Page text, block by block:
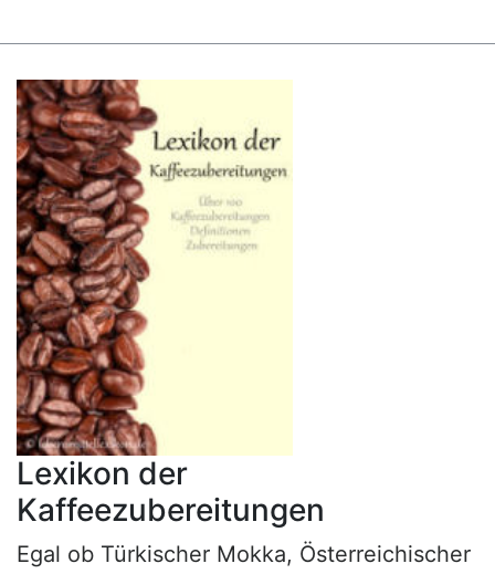
Lexikon der
Kaffeezubereitungen
Egal ob Türkischer Mokka, Österreichischer